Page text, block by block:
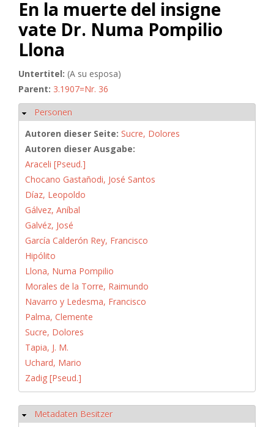
En la muerte del insigne
vate Dr. Numa Pompilio
Llona
Untertitel: (A su esposa)
Parent: 3.1907=Nr. 36
Ausblenden
Personen
Autoren dieser Seite: Sucre, Dolores
Autoren dieser Ausgabe:
Araceli [Pseud.]
Chocano Gastañodi, José Santos
Díaz, Leopoldo
Gálvez, Aníbal
Galvéz, José
García Calderón Rey, Francisco
Hipólito
Llona, Numa Pompilio
Morales de la Torre, Raimundo
Navarro y Ledesma, Francisco
Palma, Clemente
Sucre, Dolores
Tapia, J. M.
Uchard, Mario
Zadig [Pseud.]
Ausblenden
Metadaten Besitzer